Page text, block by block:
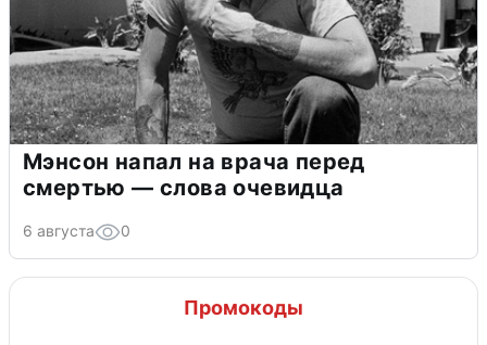
Мэнсон напал на врача перед
смертью — слова очевидца
6 августа 0
Промокоды